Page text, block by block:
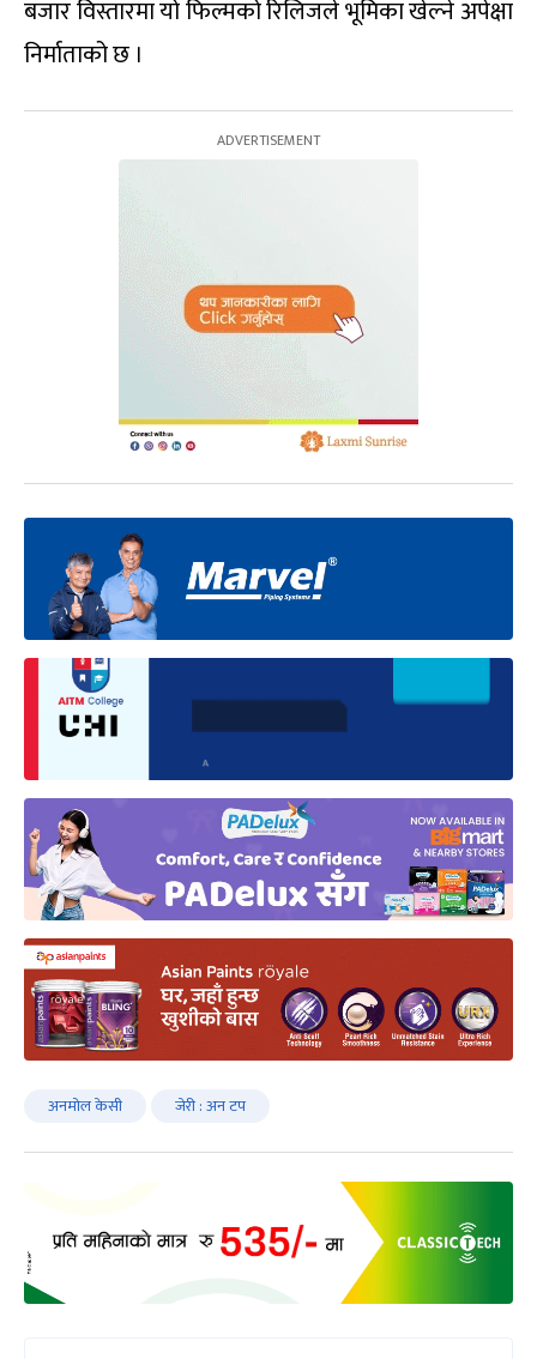
बजार विस्तारमा यो फिल्मको रिलिजले भूमिका खेल्ने अपेक्षा
निर्माताको छ ।
अनमोल केसी जेरी : अन टप